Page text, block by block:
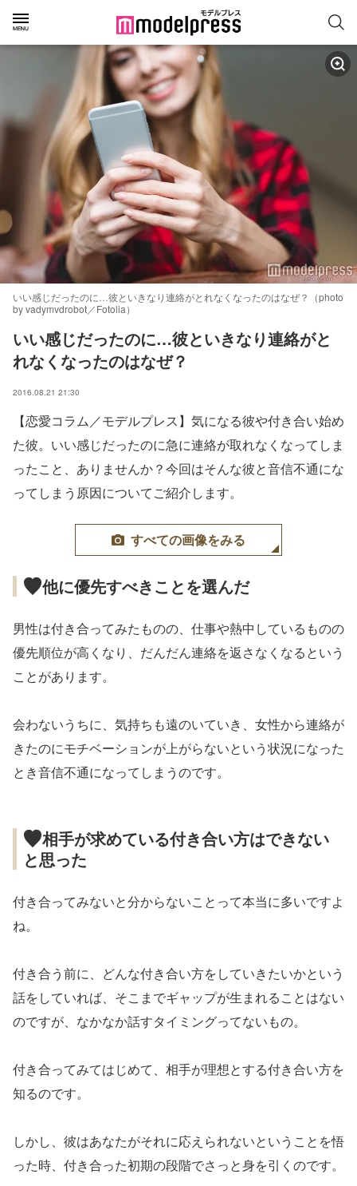
いい感じだったのに…彼といきなり連絡がとれなくなったのはなぜ？（photo
by vadymvdrobot／Fotolia）
いい感じだったのに…彼といきなり連絡がと
れなくなったのはなぜ？
2016.08.21 21:30
【恋愛コラム／モデルプレス】気になる彼や付き合い始め
た彼。いい感じだったのに急に連絡が取れなくなってしま
ったこと、ありませんか？今回はそんな彼と音信不通にな
ってしまう原因についてご紹介します。
すべての画像をみる
他に優先すべきことを選んだ
男性は付き合ってみたものの、仕事や熱中しているものの
優先順位が高くなり、だんだん連絡を返さなくなるという
ことがあります。
会わないうちに、気持ちも遠のいていき、女性から連絡が
きたのにモチベーションが上がらないという状況になった
とき音信不通になってしまうのです。
相手が求めている付き合い方はできない
と思った
付き合ってみないと分からないことって本当に多いですよ
ね。
付き合う前に、どんな付き合い方をしていきたいかという
話をしていれば、そこまでギャップが生まれることはない
のですが、なかなか話すタイミングってないもの。
付き合ってみてはじめて、相手が理想とする付き合い方を
知るのです。
しかし、彼はあなたがそれに応えられないということを悟
った時、付き合った初期の段階でさっと身を引くのです。